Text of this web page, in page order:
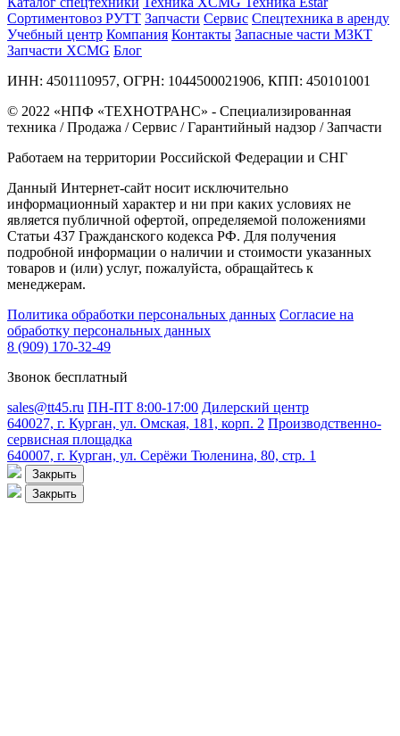
Сортиментовоз РУТТ Запчасти Сервис Спецтехника в аренду
Учебный центр Компания Контакты Запасные части МЗКТ
Запчасти XCMG Блог
ИНН: 4501110957, ОГРН: 1044500021906, КПП: 450101001
© 2022 «НПФ «ТЕХНОТРАНС» - Специализированная
техника / Продажа / Сервис / Гарантийный надзор / Запчасти
Работаем на территории Российской Федерации и СНГ
Данный Интернет-сайт носит исключительно
информационный характер и ни при каких условиях не
является публичной офертой, определяемой положениями
Статьи 437 Гражданского кодекса РФ. Для получения
подробной информации о наличии и стоимости указанных
товаров и (или) услуг, пожалуйста, обращайтесь к
менеджерам.
Политика обработки персональных данных Согласие на
обработку персональных данных
8 (909) 170-32-49
Звонок бесплатный
sales@tt45.ru ПН-ПТ 8:00-17:00 Дилерский центр
640027, г. Курган, ул. Омская, 181, корп. 2 Производственно-
сервисная площадка
640007, г. Курган, ул. Серёжи Тюленина, 80, стр. 1
Закрыть
Закрыть